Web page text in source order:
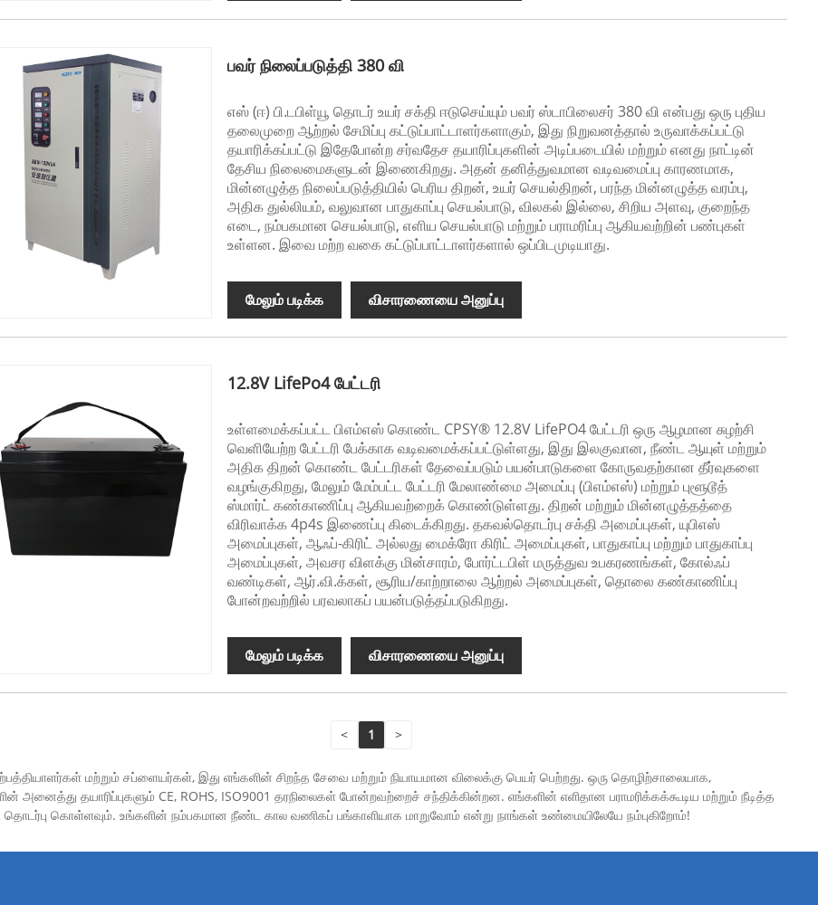
பவர் நிலைப்படுத்தி 380 வி
எஸ் (ஈ) பி.டபிள்யூ தொடர் உயர் சக்தி ஈடுசெய்யும் பவர் ஸ்டாபிலைசர் 380 வி என்பது ஒரு புதிய
தலைமுறை ஆற்றல் சேமிப்பு கட்டுப்பாட்டாளர்களாகும், இது நிறுவனத்தால் உருவாக்கப்பட்டு
தயாரிக்கப்பட்டு இதேபோன்ற சர்வதேச தயாரிப்புகளின் அடிப்படையில் மற்றும் எனது நாட்டின்
தேசிய நிலைமைகளுடன் இணைகிறது. அதன் தனித்துவமான வடிவமைப்பு காரணமாக,
மின்னழுத்த நிலைப்படுத்தியில் பெரிய திறன், உயர் செயல்திறன், பரந்த மின்னழுத்த வரம்பு,
அதிக துல்லியம், வலுவான பாதுகாப்பு செயல்பாடு, விலகல் இல்லை, சிறிய அளவு, குறைந்த
எடை, நம்பகமான செயல்பாடு, எளிய செயல்பாடு மற்றும் பராமரிப்பு ஆகியவற்றின் பண்புகள்
உள்ளன. இவை மற்ற வகை கட்டுப்பாட்டாளர்களால் ஒப்பிடமுடியாது.
மேலும் படிக்க விசாரணையை அனுப்பு
12.8V LifePo4 பேட்டரி
உள்ளமைக்கப்பட்ட பிஎம்எஸ் கொண்ட CPSY® 12.8V LifePO4 பேட்டரி ஒரு ஆழமான சுழற்சி
வெளியேற்ற பேட்டரி பேக்காக வடிவமைக்கப்பட்டுள்ளது, இது இலகுவான, நீண்ட ஆயுள் மற்றும்
அதிக திறன் கொண்ட பேட்டரிகள் தேவைப்படும் பயன்பாடுகளை கோருவதற்கான தீர்வுகளை
வழங்குகிறது, மேலும் மேம்பட்ட பேட்டரி மேலாண்மை அமைப்பு (பிஎம்எஸ்) மற்றும் புளூடூத்
ஸ்மார்ட் கண்காணிப்பு ஆகியவற்றைக் கொண்டுள்ளது. திறன் மற்றும் மின்னழுத்தத்தை
விரிவாக்க 4p4s இணைப்பு கிடைக்கிறது. தகவல்தொடர்பு சக்தி அமைப்புகள், யுபிஎஸ்
அமைப்புகள், ஆஃப்-கிரிட் அல்லது மைக்ரோ கிரிட் அமைப்புகள், பாதுகாப்பு மற்றும் பாதுகாப்பு
அமைப்புகள், அவசர விளக்கு மின்சாரம், போர்ட்டபிள் மருத்துவ உபகரணங்கள், கோல்ஃப்
வண்டிகள், ஆர்.வி.க்கள், சூரிய/காற்றாலை ஆற்றல் அமைப்புகள், தொலை கண்காணிப்பு
போன்றவற்றில் பரவலாகப் பயன்படுத்தப்படுகிறது.
மேலும் படிக்க விசாரணையை அனுப்பு
< 1 >
மற்றும் சப்ளையர்கள், இது எங்களின் சிறந்த சேவை மற்றும் நியாயமான விலைக்கு பெயர் பெற்றது. ஒரு தொழிற்சாலையாக,
அனைத்து தயாரிப்புகளும் CE, ROHS, ISO9001 தரநிலைகள் போன்றவற்றைச் சந்திக்கின்றன. எங்களின் எளிதான பராமரிக்கக்கூடிய மற்றும் நீடித்த
கொள்ளவும். உங்களின் நம்பகமான நீண்ட கால வணிகப் பங்காளியாக மாறுவோம் என்று நாங்கள் உண்மையிலேயே நம்புகிறோம்!